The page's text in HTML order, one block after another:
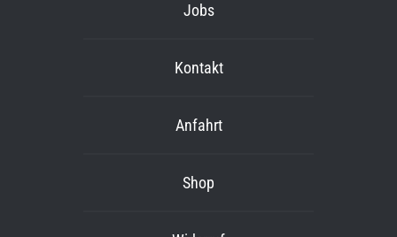
Jobs
Kontakt
Anfahrt
Shop